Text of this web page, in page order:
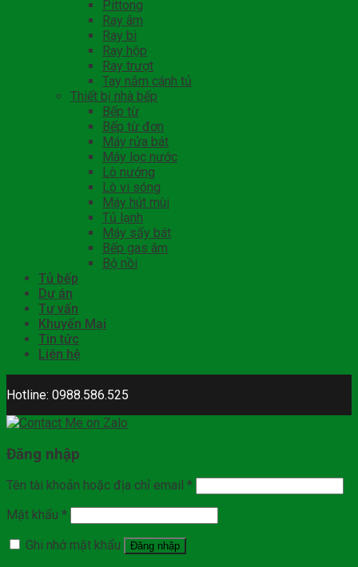
Pittong
Ray âm
Ray bi
Ray hộp
Ray trượt
Tay nắm cánh tủ
Thiết bị nhà bếp
Bếp từ
Bếp từ đơn
Máy rửa bát
Máy lọc nước
Lò nướng
Lò vi sóng
Máy hút mùi
Tủ lạnh
Máy sấy bát
Bếp gas âm
Bộ nồi
Tủ bếp
Dự án
Tư vấn
Khuyến Mại
Tin tức
Liên hệ
Hotline: 0988.586.525
Đăng nhập
Tên tài khoản hoặc địa chỉ email *
Mật khẩu *
Ghi nhớ mật khẩu
Đăng nhập